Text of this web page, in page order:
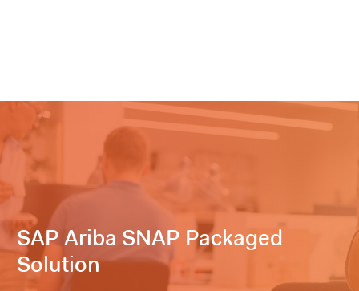
SAP Ariba SNAP Packaged
Solution